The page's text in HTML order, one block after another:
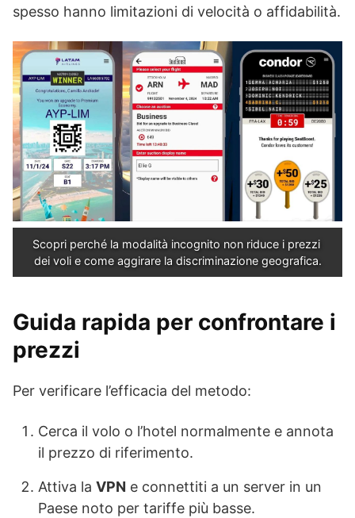
spesso hanno limitazioni di velocità o affidabilità.
Scopri perché la modalità incognito non riduce i prezzi
dei voli e come aggirare la discriminazione geografica.
Guida rapida per confrontare i
prezzi
Per verificare l’efficacia del metodo:
Cerca il volo o l’hotel normalmente e annota
il prezzo di riferimento.
Attiva la VPN e connettiti a un server in un
Paese noto per tariffe più basse.